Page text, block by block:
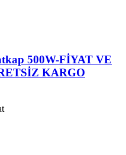
500W-FİYAT VE
KARGO